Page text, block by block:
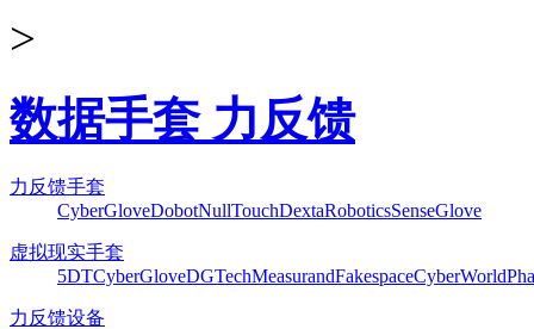
>
数据手套 力反馈
力反馈手套
CyberGloveDobotNullTouchDextaRoboticsSenseGlove
虚拟现实手套
5DTCyberGloveDGTechMeasurandFakespaceCyberWorld
力反馈设备